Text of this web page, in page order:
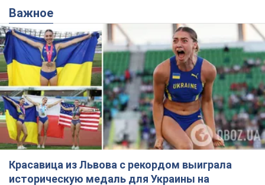
Красавица из Львова с рекордом выиграла
историческую медаль для Украины на
чемпионате мира по легкой атлетике U20.
Видео
Наша соотечественница блестяще выступила в Орегоне
8 годин тому 37,0 т.
Александру Пономареву – 53: что
известно о трех детях секс-
символа 90-х и как они выглядят